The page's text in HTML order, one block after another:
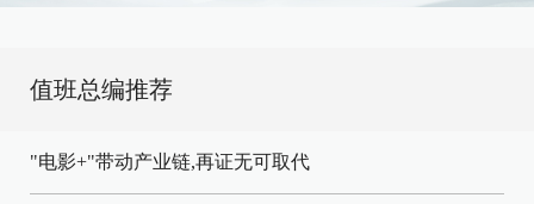
值班总编推荐
"电影+"带动产业链,再证无可取代